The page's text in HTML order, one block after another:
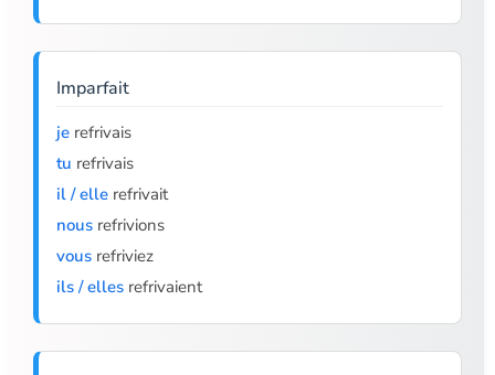
Imparfait
je refrivais
tu refrivais
il / elle refrivait
nous refrivions
vous refriviez
ils / elles refrivaient